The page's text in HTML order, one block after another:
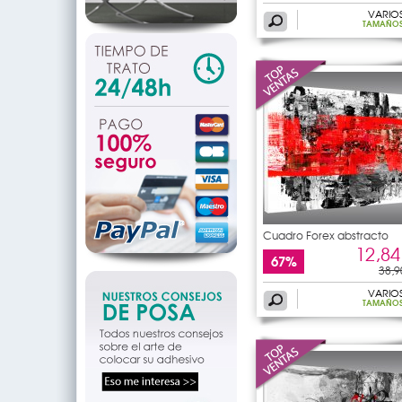
Cuadro Forex abstracto
67%